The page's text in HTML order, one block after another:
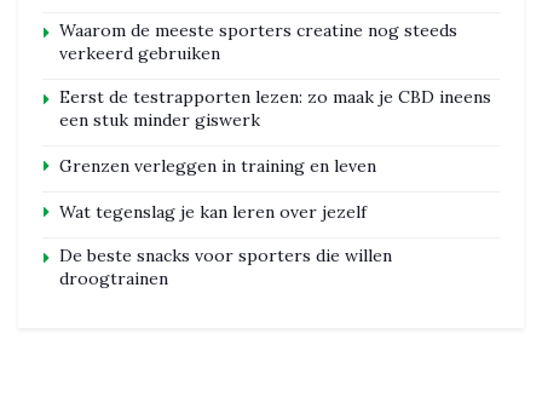
Waarom de meeste sporters creatine nog steeds
verkeerd gebruiken
Eerst de testrapporten lezen: zo maak je CBD ineens
een stuk minder giswerk
Grenzen verleggen in training en leven
Wat tegenslag je kan leren over jezelf
De beste snacks voor sporters die willen
droogtrainen